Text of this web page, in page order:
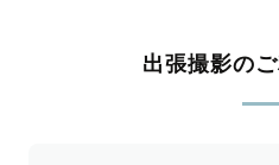
出張撮影の